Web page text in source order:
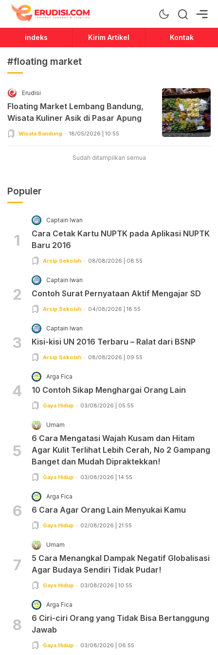
Erudisi
Temukan Jawaban dan Inspirasi
indeks Kirim Artikel Kontak
#floating market
Erudisi
Floating Market Lembang Bandung,
Wisata Kuliner Asik di Pasar Apung
Wisata Bandung 18/05/2026 | 10:55
Sudah ditampilkan semua
Populer
1
Captain Iwan
Cara Cetak Kartu NUPTK pada Aplikasi NUPTK
Baru 2016
Arsip Sekolah 08/08/2026 | 08:55
2
Captain Iwan
Contoh Surat Pernyataan Aktif Mengajar SD
Arsip Sekolah 04/08/2026 | 18:55
3
Captain Iwan
Kisi-kisi UN 2016 Terbaru – Ralat dari BSNP
Arsip Sekolah 08/08/2026 | 09:55
4
Arga Fica
10 Contoh Sikap Menghargai Orang Lain
Gaya Hidup 03/08/2026 | 05:55
5
Umam
6 Cara Mengatasi Wajah Kusam dan Hitam
Agar Kulit Terlihat Lebih Cerah, No 2 Gampang
Banget dan Mudah Dipraktekkan!
Gaya Hidup 03/08/2026 | 14:55
6
Arga Fica
6 Cara Agar Orang Lain Menyukai Kamu
Gaya Hidup 02/08/2026 | 21:55
7
Umam
5 Cara Menangkal Dampak Negatif Globalisasi
Agar Budaya Sendiri Tidak Pudar!
Gaya Hidup 03/08/2026 | 10:55
8
Arga Fica
6 Ciri-ciri Orang yang Tidak Bisa Bertanggung
Jawab
Gaya Hidup 03/08/2026 | 06:55